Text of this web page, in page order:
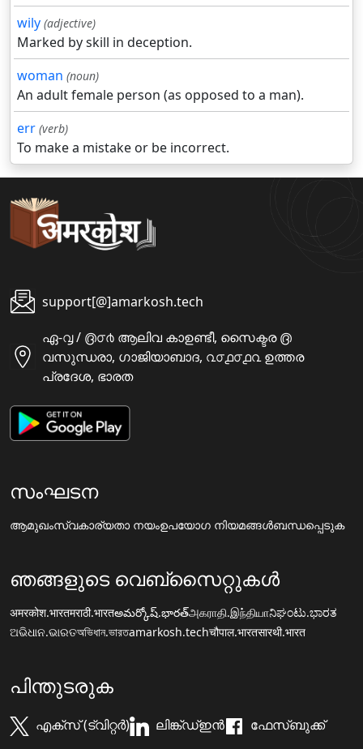
wily (adjective)
Marked by skill in deception.
woman (noun)
An adult female person (as opposed to a man).
err (verb)
To make a mistake or be incorrect.
support[@]amarkosh.tech
ഏ-൮ / ൫൦൪ ആലിവ കാഉണ്ടീ, സൈക്ടര ൫
വസുന്ധരാ, ഗാജിയാബാദ, ൨൦൧൦൧൨ ഉത്തര
പ്രദേശ, ഭാരത
സംഘടന
ആമുഖംസ്വകാര്യതാ നയംഉപയോഗ നിയമങ്ങൾബന്ധപ്പെടുക
ഞങ്ങളുടെ വെബ്സൈറ്റുകൾ
अमरकोश.भारतमराठी.भारतఅమర్కోష్.భారత్அகராதி.இந்தியாನಿಘಂಟು.ಭಾರತ
ଅଭିଧାନ.ଭାରତঅভিধান.ভারতamarkosh.techचौपाल.भारतसारथी.भारत
പിന്തുടരുക
എക്സ് (ട്വിറ്റർ) ലിങ്ക്ഡ്ഇൻ
ഫേസ്ബുക്ക്